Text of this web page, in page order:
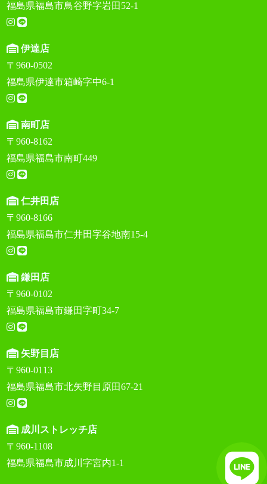
福島県福島市鳥谷野字岩田52-1
伊達店
〒960-0502
福島県伊達市箱崎字中6-1
南町店
〒960-8162
福島県福島市南町449
仁井田店
〒960-8166
福島県福島市仁井田字谷地南15-4
鎌田店
〒960-0102
福島県福島市鎌田字町34-7
矢野目店
〒960-0113
福島県福島市北矢野目原田67-21
成川ストレッチ店
〒960-1108
福島県福島市成川字宮内1-1